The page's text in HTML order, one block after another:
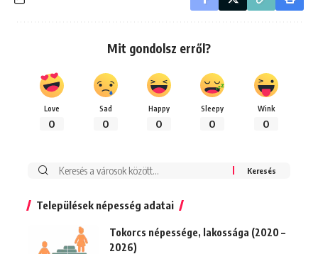
Mit gondolsz erről?
Love
0
Sad
0
Happy
0
Sleepy
0
Wink
0
Keresés:
Települések népesség adatai
Tokorcs népessége, lakossága (2020 –
2026)